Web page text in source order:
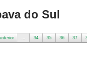
do Sul
34 35 36 37